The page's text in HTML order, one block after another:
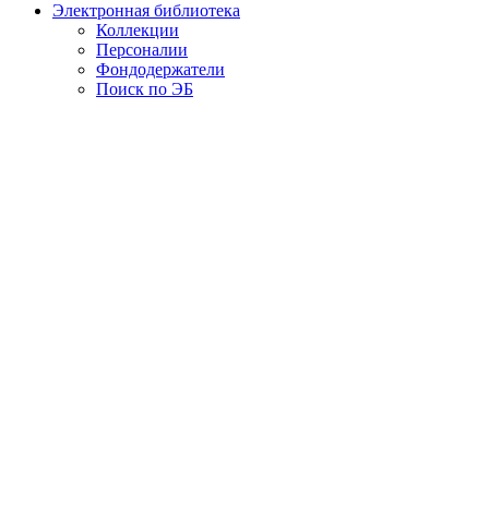
Электронная библиотека
Коллекции
Персоналии
Фондодержатели
Поиск по ЭБ